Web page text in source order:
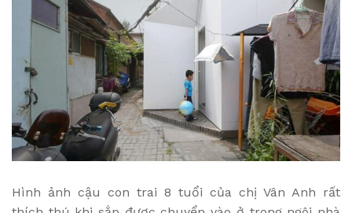
Hình ảnh cậu con trai 8 tuổi của chị Vân Anh rất